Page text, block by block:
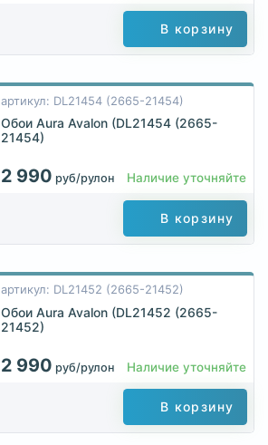
В корзину
артикул: DL21454 (2665-21454)
Обои Aura Avalon (DL21454 (2665-
21454)
2 990 руб/рулон Наличие уточняйте
В корзину
артикул: DL21452 (2665-21452)
Обои Aura Avalon (DL21452 (2665-
21452)
2 990 руб/рулон Наличие уточняйте
В корзину